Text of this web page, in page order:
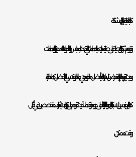
كما بالصيانة قبل تزايد المشكلة.
و تقوم شركة اركان طيبة على صيانة تسربات مياه الحمامات التي تحدث بالمحابس والأدوات الصحية وبالبانيو والحمامات
و حيث يتم ترميم الجزء المتعرض لتسربات المياه بأفضل مادة وهي مادة الايبوكسي الأفضل كمادة عازلة
كما لدينا مهندسين لاستبدال المواسير التالفة بالأعلى جودة وتحملاً حيث تقوم على تركيبها تحت إشراف متخصصين في أقل
وقت ممكن.